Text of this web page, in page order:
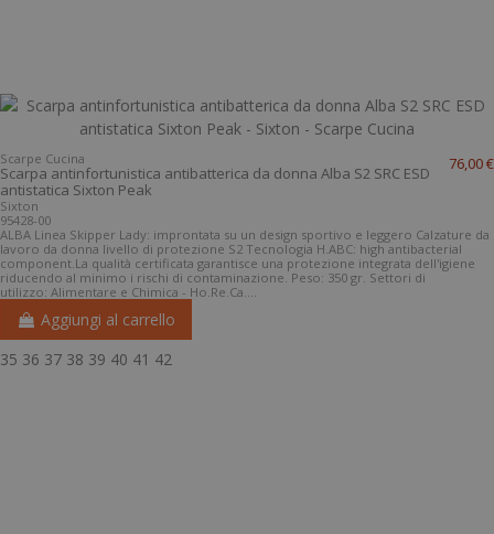
Scarpe Cucina
Scarpa antinfortunistica antibatterica da donna Alba S2 SRC ESD
antistatica Sixton Peak
Sixton
95428-00
76,00 €
ALBA Linea Skipper Lady: improntata su un design sportivo e leggero Calzature da
lavoro da donna livello di protezione S2 Tecnologia H.ABC: high antibacterial
component.La qualità certificata garantisce una protezione integrata dell'igiene
riducendo al minimo i rischi di contaminazione. Peso: 350 gr. Settori di
utilizzo: Alimentare e Chimica - Ho.Re.Ca....
Aggiungi al carrello
35 36 37 38 39 40 41 42